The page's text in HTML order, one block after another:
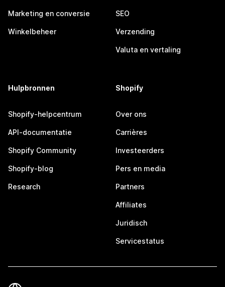
Marketing en conversie
Winkelbeheer
SEO
Verzending
Valuta en vertaling
Hulpbronnen
Shopify-helpcentrum
API-documentatie
Shopify Community
Shopify-blog
Research
Shopify
Over ons
Carrières
Investeerders
Pers en media
Partners
Affiliates
Juridisch
Servicestatus